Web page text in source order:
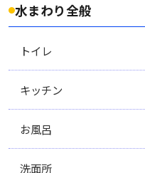
水まわり全般
トイレ
キッチン
お風呂
洗面所